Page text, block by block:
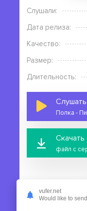
Слушали:
Дата релиза:
Качество:
Размер:
Длительность:
Скачать
файл с
На этой
vufer.net
Would like to